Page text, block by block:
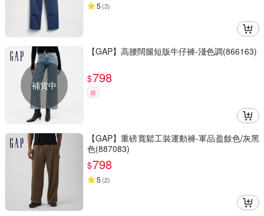
5 (3)
補貨中
【GAP】高腰闊腿短版牛仔褲-淺色調(866163)
$798
券
【GAP】重磅寬鬆工裝運動褲-軍品盈餘色/灰黑
色(887083)
$798
5 (2)